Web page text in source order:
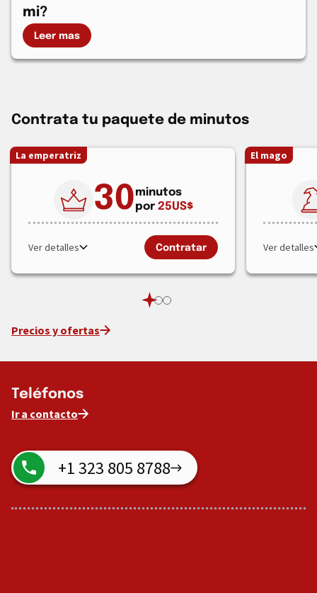
mi?
Leer mas
Contrata tu paquete de minutos
La emperatriz
30minutos
por 25US$
Ver detalles Contratar
El mago
Ver detalles
Precios y ofertas
Teléfonos
Ir a contacto
+1 323 805 8788